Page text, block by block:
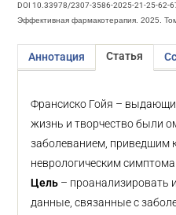
DOI 10.33978/2307-3586-2025-21-25-62-
Эффективная фармакотерапия. 2025.
Аннотация Статья
Франсиско Гойя –
жизнь и творчество были
заболеванием, приведшим
неврологическим
Цель – проанализировать
данные, связанные с